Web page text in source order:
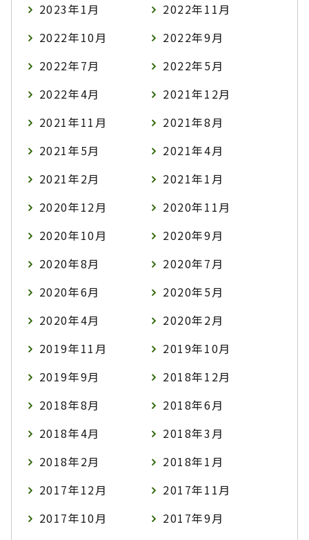
2023年1月
2022年11月
2022年10月
2022年9月
2022年7月
2022年5月
2022年4月
2021年12月
2021年11月
2021年8月
2021年5月
2021年4月
2021年2月
2021年1月
2020年12月
2020年11月
2020年10月
2020年9月
2020年8月
2020年7月
2020年6月
2020年5月
2020年4月
2020年2月
2019年11月
2019年10月
2019年9月
2018年12月
2018年8月
2018年6月
2018年4月
2018年3月
2018年2月
2018年1月
2017年12月
2017年11月
2017年10月
2017年9月